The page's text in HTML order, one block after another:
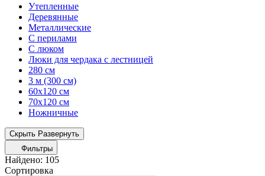
Утепленные
Деревянные
Металлические
С перилами
С люком
Люки для чердака с лестницей
280 см
3 м (300 см)
60x120 см
70x120 см
Ножничные
Скрыть Развернуть
Фильтры
Найдено: 105
Сортировка